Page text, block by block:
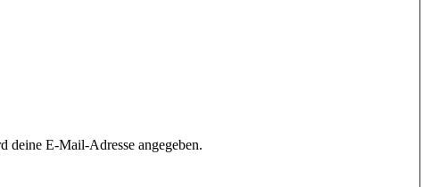
E-Mail-Adresse angegeben.